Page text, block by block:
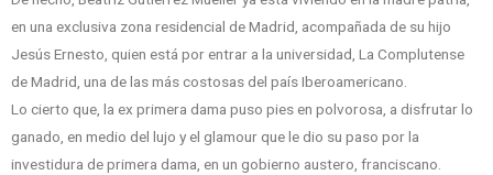
en una exclusiva zona residencial de Madrid, acompañada de su hijo
Jesús Ernesto, quien está por entrar a la universidad, La Complutense
de Madrid, una de las más costosas del país Iberoamericano.
Lo cierto que, la ex primera dama puso pies en polvorosa, a disfrutar lo
ganado, en medio del lujo y el glamour que le dio su paso por la
investidura de primera dama, en un gobierno austero, franciscano.